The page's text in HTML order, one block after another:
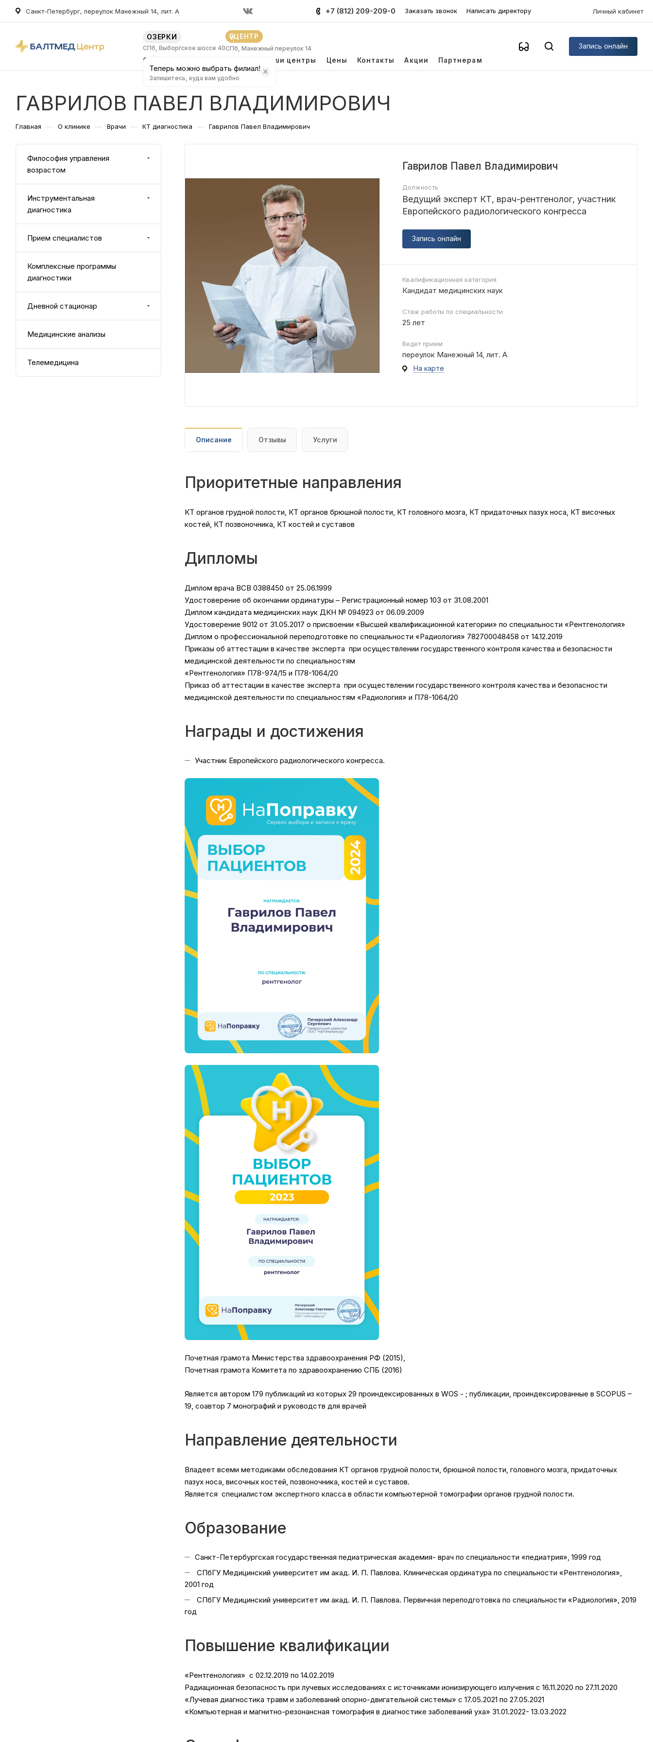
Санкт-Петербург, переулок Манежный 14, лит. А +7 (812) 209-209-0 Заказать звонок Написать директору Личный кабинет
ОЗЕРКИ
СПб, Выборгское шоссе 40
ЦЕНТР
СПб, Манежный переулок 14
Теперь можно выбрать филиал!
Запишитесь, куда вам удобно
О клинике Наши центры Цены Контакты Акции Партнерам
Запись онлайн
ГАВРИЛОВ ПАВЕЛ ВЛАДИМИРОВИЧ
Главная — О клинике — Врачи — КТ диагностика — Гаврилов Павел Владимирович
Гаврилов Павел Владимирович
Должность
Ведущий эксперт КТ, врач-рентгенолог, участник
Европейского радиологического конгресса
Запись онлайн
Квалификационная категория
Кандидат медицинских наук
Стаж работы по специальности
25 лет
Ведет прием
переулок Манежный 14, лит. А
На карте
Описание Отзывы Услуги
Приоритетные направления
КТ органов грудной полости, КТ органов брюшной полости, КТ головного мозга, КТ придаточных пазух носа, КТ височных
костей, КТ позвоночника, КТ костей и суставов
Дипломы
Диплом врача ВСВ 0388450 от 25.06.1999
Удостоверение об окончании ординатуры – Регистрационный номер 103 от 31.08.2001
Диплом кандидата медицинских наук ДКН № 094923 от 06.09.2009
Удостоверение 9012 от 31.05.2017 о присвоении «Высшей квалификационной категории» по специальности «Рентгенология»
Диплом о профессиональной переподготовке по специальности «Радиология» 782700048458 от 14.12.2019
Приказы об аттестации в качестве эксперта при осуществлении государственного контроля качества и безопасности
медицинской деятельности по специальностям
«Рентгенология» П78-974/15 и П78-1064/20
Приказ об аттестации в качестве эксперта при осуществлении государственного контроля качества и безопасности
медицинской деятельности по специальностям «Радиология» и П78-1064/20
Награды и достижения
Участник Европейского радиологического конгресса.
Почетная грамота Министерства здравоохранения РФ (2015),
Почетная грамота Комитета по здравоохранению СПБ (2016)
Является автором 179 публикаций из которых 29 проиндексированных в WOS - ; публикации, проиндексированные в SCOPUS –
19, соавтор 7 монографий и руководств для врачей
Направление деятельности
Владеет всеми методиками обследования КТ органов грудной полости, брюшной полости, головного мозга, придаточных
пазух носа, височных костей, позвоночника, костей и суставов.
Является специалистом экспертного класса в области компьютерной томографии органов грудной полости.
Образование
Санкт-Петербургская государственная педиатрическая академия- врач по специальности «педиатрия», 1999 год
СПбГУ Медицинский университет им акад. И. П. Павлова. Клиническая ординатура по специальности «Рентгенология»,
2001 год
СПбГУ Медицинский университет им акад. И. П. Павлова. Первичная переподготовка по специальности «Радиология», 2019
год
Повышение квалификации
«Рентгенология» с 02.12.2019 по 14.02.2019
Радиационная безопасность при лучевых исследованиях с источниками ионизирующего излучения с 16.11.2020 по 27.11.2020
«Лучевая диагностика травм и заболеваний опорно-двигательной системы» с 17.05.2021 по 27.05.2021
«Компьютерная и магнитно-резонансная томография в диагностике заболеваний уха» 31.01.2022- 13.03.2022
Философия управления
возрастом
Инструментальная
диагностика
Прием специалистов
Комплексные программы
диагностики
Дневной стационар
Медицинские анализы
Телемедицина